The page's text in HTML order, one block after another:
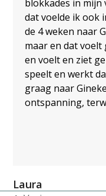
blokkades in mijn
dat voelde ik ook
de 4 weken naar
maar en dat voelt
en voelt en ziet
speelt en werkt
graag naar
ontspanning,
Laura